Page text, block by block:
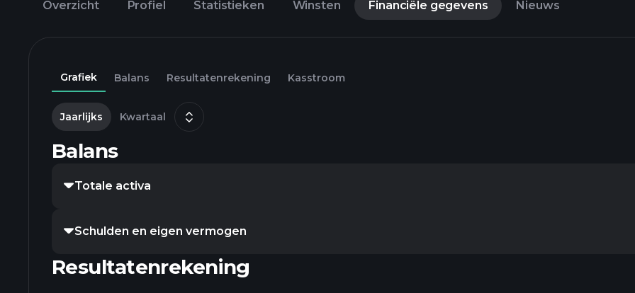
Overzicht Profiel Statistieken Winsten Financiële gegevens Nieuws
Grafiek Balans Resultatenrekening Kasstroom
Jaarlijks Kwartaal
Balans
Totale activa
Schulden en eigen vermogen
Resultatenrekening